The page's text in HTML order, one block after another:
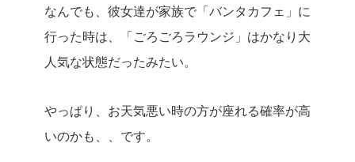
なんでも、彼女達が家族で「バンタカフェ」に
行った時は、「ごろごろラウンジ」はかなり大
人気な状態だったみたい。
やっぱり、お天気悪い時の方が座れる確率が高
いのかも、、です。